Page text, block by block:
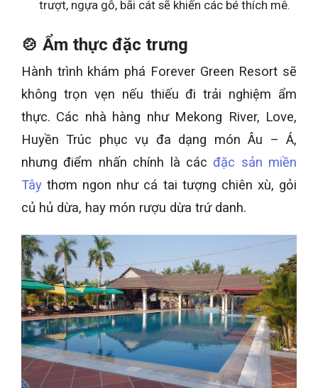
trượt, ngựa gỗ, bãi cát sẽ khiến các bé thích mê.
🍲 Ẩm thực đặc trưng
Hành trình khám phá Forever Green Resort sẽ
không trọn vẹn nếu thiếu đi trải nghiệm ẩm
thực. Các nhà hàng như Mekong River, Love,
Huyền Trúc phục vụ đa dạng món Âu – Á,
nhưng điểm nhấn chính là các đặc sản miền
Tây thơm ngon như cá tai tượng chiên xù, gỏi
củ hủ dừa, hay món rượu dừa trứ danh.